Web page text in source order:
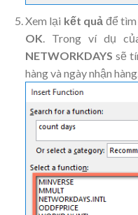
Xem lại kết quả để tìm
OK . Trong ví dụ
NETWORKDAYSsẽ
hàng và ngày nhận hàng.